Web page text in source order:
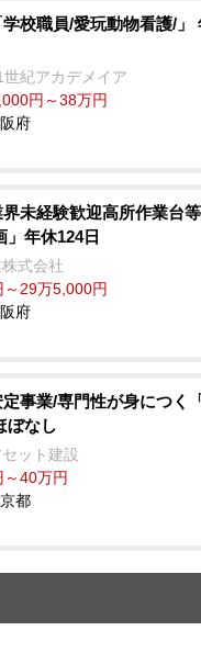
学校職員/愛玩動物看護/」
紀アカデメイア
円～38万円
府
界未経験歓迎高所作業台
」年休124日
式会社
～29万5,000円
府
定事業/専門性が身につく
ぼなし
ット建設
～40万円
都